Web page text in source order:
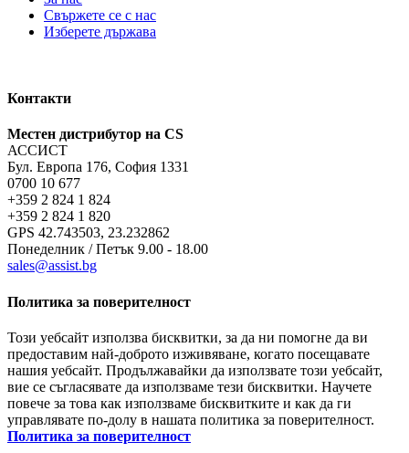
Свържете се с нас
Изберете държава
Контакти
Местен дистрибутор на CS
АССИСТ
Бул. Европа 176, София 1331
0700 10 677
+359 2 824 1 824
+359 2 824 1 820
GPS 42.743503, 23.232862
Понеделник / Петък 9.00 - 18.00
sales@assist.bg
Политика за поверителност
Този уебсайт използва бисквитки, за да ни помогне да ви
предоставим най-доброто изживяване, когато посещавате
нашия уебсайт. Продължавайки да използвате този уебсайт,
вие се съгласявате да използваме тези бисквитки. Научете
повече за това как използваме бисквитките и как да ги
управлявате по-долу в нашата политика за поверителност.
Политика за поверителност